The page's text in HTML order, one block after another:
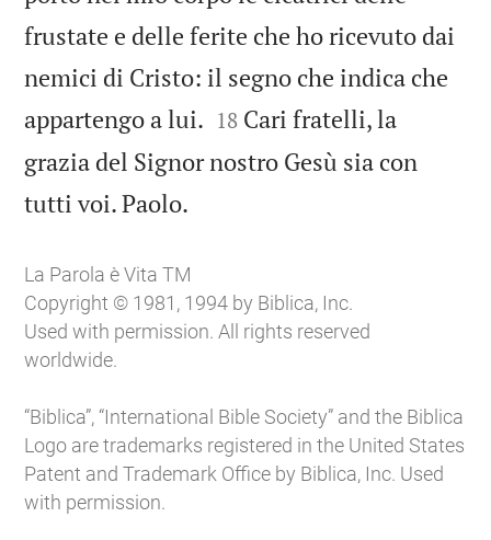
frustate e delle ferite che ho ricevuto dai
nemici di Cristo: il segno che indica che
appartengo a lui. 

18 Cari fratelli, la
grazia del Signor nostro Gesù sia con
tutti voi. Paolo.
La Parola è Vita TM
Copyright © 1981, 1994 by Biblica, Inc.
Used with permission. All rights reserved
worldwide.
“Biblica”, “International Bible Society” and the Biblica
Logo are trademarks registered in the United States
Patent and Trademark Office by Biblica, Inc. Used
with permission.